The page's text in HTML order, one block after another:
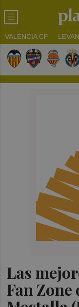
VALENCIA CF
Las
Fan Zone